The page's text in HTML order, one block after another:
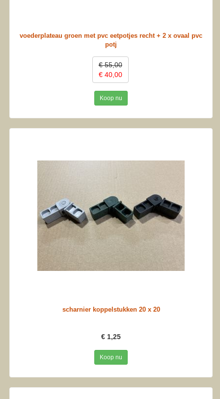
voederplateau groen met pvc eetpotjes recht + 2 x ovaal pvc
potj
€ 55,00
€ 40,00
Koop nu
scharnier koppelstukken 20 x 20
€ 1,25
Koop nu